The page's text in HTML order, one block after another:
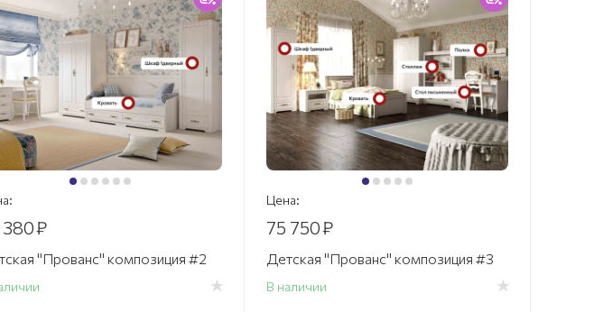
380₽
"Прованс" композиция #2
Цена:
75 750₽
Детская "Прованс" композиция #3
В наличии